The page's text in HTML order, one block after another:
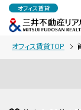
オフィス賃貸
オフィス賃貸TOP